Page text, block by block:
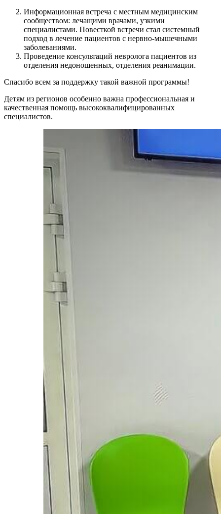
Информационная встреча с местным медицинским
сообществом: лечащими врачами, узкими
специалистами. Повесткой встречи стал системный
подход в лечение пациентов с нервно-мышечными
заболеваниями.
Проведение консультаций невролога пациентов из
отделения недоношенных, отделения реанимации.
Спасибо всем за поддержку такой важной программы!
Детям из регионов особенно важна профессиональная и
качественная помощь высококвалифицированных
специалистов.